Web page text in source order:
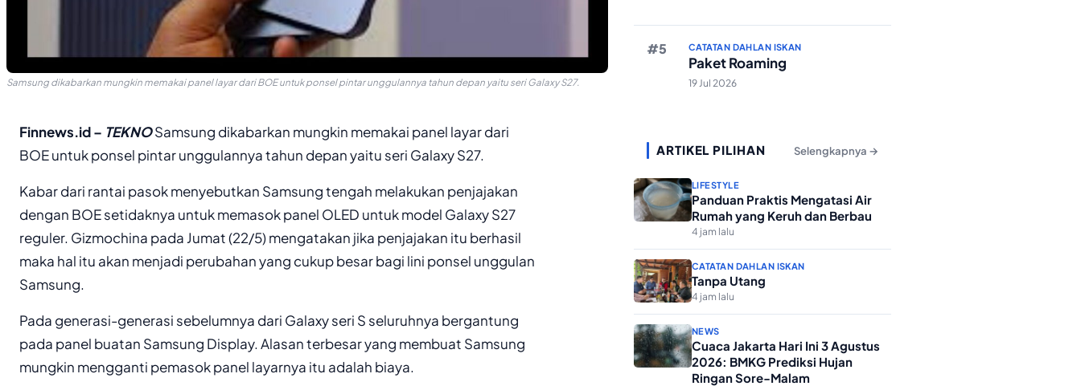
Samsung dikabarkan mungkin memakai panel layar dari BOE untuk ponsel pintar unggulannya tahun depan yaitu seri Galaxy S27.
Finnews.id – TEKNOSamsung dikabarkan mungkin memakai panel layar dari
BOE untuk ponsel pintar unggulannya tahun depan yaitu seri Galaxy S27.
Kabar dari rantai pasok menyebutkan Samsung tengah melakukan penjajakan
dengan BOE setidaknya untuk memasok panel OLED untuk model Galaxy S27
reguler. Gizmochina pada Jumat (22/5) mengatakan jika penjajakan itu berhasil
maka hal itu akan menjadi perubahan yang cukup besar bagi lini ponsel unggulan
Samsung.
Pada generasi-generasi sebelumnya dari Galaxy seri S seluruhnya bergantung
pada panel buatan Samsung Display. Alasan terbesar yang membuat Samsung
mungkin mengganti pemasok panel layarnya itu adalah biaya.
CATATAN DAHLAN ISKAN
Paket Roaming
19 Jul 2026
ARTIKEL PILIHAN Selengkapnya →
LIFESTYLE
Panduan Praktis Mengatasi Air
Rumah yang Keruh dan Berbau
4 jam lalu
CATATAN DAHLAN ISKAN
Tanpa Utang
4 jam lalu
NEWS
Cuaca Jakarta Hari Ini 3 Agustus
2026: BMKG Prediksi Hujan
Ringan Sore-Malam